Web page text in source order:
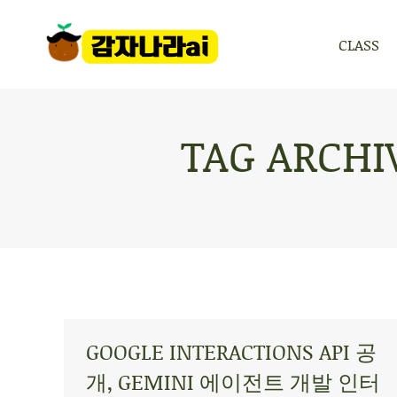
CLASS
TAG
GOOGLE INTERACTIONS API 공
개, GEMINI 에이전트 개발 인터